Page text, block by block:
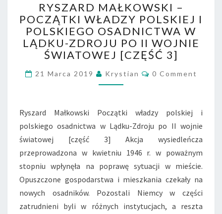
MAŁKOWSKI
–
POCZĄTKI
WŁADZY
POLSKIEJ
I
POLSKIEGO
OSADNICTWA
ZDROJU
PO
WOJNIE
[CZĘŚĆ
3]
RYSZARD MAŁKOWSKI –
POCZĄTKI WŁADZY POLSKIEJ I
POLSKIEGO OSADNICTWA W
LĄDKU-ZDROJU PO II WOJNIE
ŚWIATOWEJ [CZĘŚĆ 3]
21 Marca 2019 Krystian Comments
0 Comment
Ryszard Małkowski Początki władzy polskiej i
polskiego osadnictwa w Lądku-Zdroju po II wojnie
światowej [część 3] Akcja wysiedleńcza
przeprowadzona w kwietniu 1946 r. w poważnym
stopniu wpłynęła na poprawę sytuacji w mieście.
Opuszczone gospodarstwa i mieszkania czekały na
nowych osadników. Pozostali Niemcy w części
zatrudnieni byli w różnych instytucjach, a reszta